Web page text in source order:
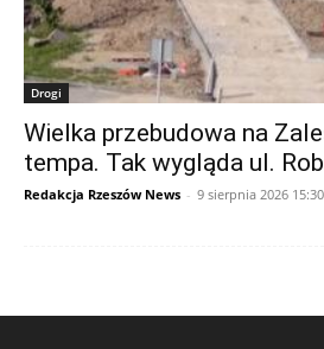
Drogi
Wielka przebudowa na
tempa. Tak wygląda ul.
Redakcja Rzeszów News - 9 sierpnia 2026 15:30